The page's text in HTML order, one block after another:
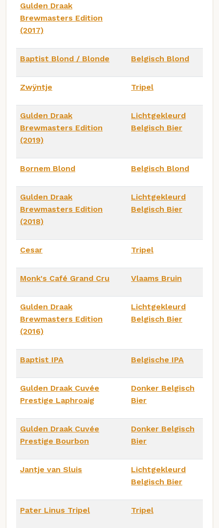
Gulden Draak
Brewmasters Edition
(2017)
Baptist Blond / Blonde Belgisch Blond
Zwÿntje Tripel
Gulden Draak
Brewmasters Edition
(2019)
Lichtgekleurd
Belgisch Bier
Bornem Blond Belgisch Blond
Gulden Draak
Brewmasters Edition
(2018)
Lichtgekleurd
Belgisch Bier
Cesar Tripel
Monk's Café Grand Cru Vlaams Bruin
Gulden Draak
Brewmasters Edition
(2016)
Lichtgekleurd
Belgisch Bier
Baptist IPA Belgische IPA
Gulden Draak Cuvée
Prestige Laphroaig
Donker Belgisch
Bier
Gulden Draak Cuvée
Prestige Bourbon
Donker Belgisch
Bier
Jantje van Sluis
Lichtgekleurd
Belgisch Bier
Pater Linus Tripel Tripel